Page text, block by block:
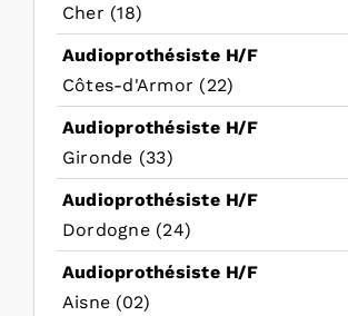
Cher (18)
Audioprothésiste H/F
Côtes-d'Armor (22)
Audioprothésiste H/F
Gironde (33)
Audioprothésiste H/F
Dordogne (24)
Audioprothésiste H/F
Aisne (02)